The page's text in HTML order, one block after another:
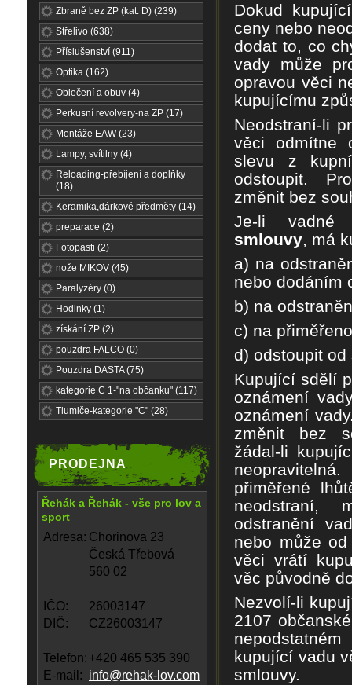
Zbraně bez ZP (kat. D) (239)
Střelivo (638)
Příslušenství (911)
Optika (162)
Oblečení a obuv (4)
Perkusní revolvery-na ZP (17)
Montáže EAW (23)
Lampy, svítilny (4)
Reloading-přebíjení a doplňky
(18)
Keramika,dárkové předměty (14)
preparace (2)
Fotopasti (2)
nože MIKOV (45)
Paralyzéry (0)
Hodinky (1)
získání ZP (2)
pouzdra FALCO (0)
Pouzdra DASTA (75)
kategorie C 1-"na občanku" (117)
Tlumiče-kategorie "C" (28)
PRODEJNA
Řehák a Řehák - vše pro lov a
sport
Adresa: Chorinova 23
Česká Třebová
560 02
IČO:
26003147
DIČ:
CZ26003147
Telefon: +420 465 535 390
E-mail: info@rehak-lov.com
Dokud
ceny nebo
dodat to, co
vady může
opravou věci
kupujícímu způ
Neodstraní-li
věci odmítne
slevu z
odstoupit.
změnit bez
Je-li vadné
smlouvy, má
a) na odstraně
nebo dodáním
b) na odstraně
c) na přiměř
d) odstoupit od
Kupující sdělí
oznámení
oznámení
změnit bez
žádal-li
přiměřené lhůt
neodstraní,
odstranění
nebo můžeod
věci vrátí
věc původně
Nezvolí-li
2107 obč
kupující vadu v
smlouvy.